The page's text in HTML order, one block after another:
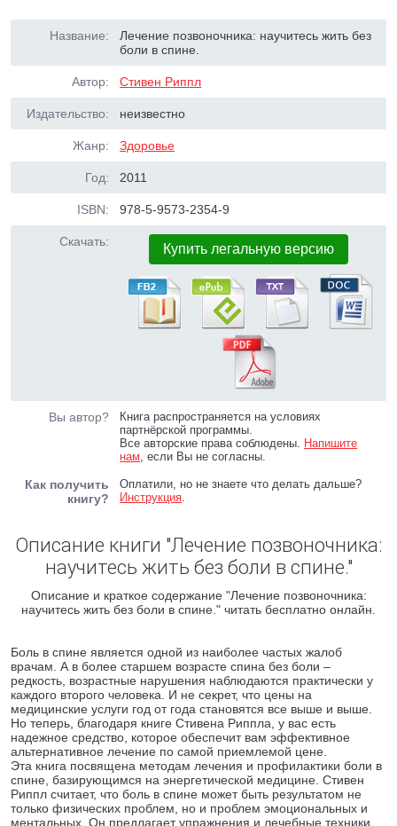
Название:
Лечение позвоночника: научитесь жить без
боли в спине.
Автор: Стивен Риппл
Издательство: неизвестно
Жанр: Здоровье
Год: 2011
ISBN: 978-5-9573-2354-9
Скачать: Купить легальную версию
Вы автор?
Книга распространяется на условиях
партнёрской программы.
Все авторские права соблюдены. Напишите
нам, если Вы не согласны.
Как получить
книгу?
Оплатили, но не знаете что делать дальше?
Инструкция.
Описание книги "Лечение позвоночника:
научитесь жить без боли в спине."
Описание и краткое содержание "Лечение позвоночника:
научитесь жить без боли в спине." читать бесплатно онлайн.
Боль в спине является одной из наиболее частых жалоб
врачам. А в более старшем возрасте спина без боли –
редкость, возрастные нарушения наблюдаются практически у
каждого второго человека. И не секрет, что цены на
медицинские услуги год от года становятся все выше и выше.
Но теперь, благодаря книге Стивена Риппла, у вас есть
надежное средство, которое обеспечит вам эффективное
альтернативное лечение по самой приемлемой цене.
Эта книга посвящена методам лечения и профилактики боли в
спине, базирующимся на энергетической медицине. Стивен
Риппл считает, что боль в спине может быть результатом не
только физических проблем, но и проблем эмоциональных и
ментальных. Он предлагает упражнения и лечебные техники,